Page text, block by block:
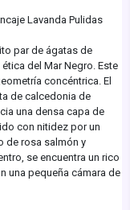
Lavanda Pulidas
par de ágatas de
del Mar Negro. Este
concéntrica. El
de calcedonia de
una densa capa de
con nitidez por un
de rosa salmón y
se encuentra un rico
una pequeña cámara de